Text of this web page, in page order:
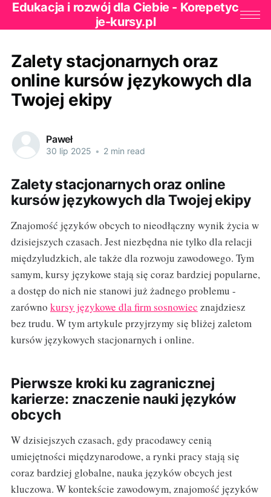
Edukacja i rozwój dla Ciebie - Korepetyc
je-kursy.pl
Zalety stacjonarnych oraz
online kursów językowych dla
Twojej ekipy
Paweł
30 lip 2025 • 2 min read
Zalety stacjonarnych oraz online
kursów językowych dla Twojej ekipy
Znajomość języków obcych to nieodłączny wynik życia w
dzisiejszych czasach. Jest niezbędna nie tylko dla relacji
międzyludzkich, ale także dla rozwoju zawodowego. Tym
samym, kursy językowe stają się coraz bardziej popularne,
a dostęp do nich nie stanowi już żadnego problemu -
zarówno kursy językowe dla firm sosnowiec znajdziesz
bez trudu. W tym artykule przyjrzymy się bliżej zaletom
kursów językowych stacjonarnych i online.
Pierwsze kroki ku zagranicznej
karierze: znaczenie nauki języków
obcych
W dzisiejszych czasach, gdy pracodawcy cenią
umiejętności międzynarodowe, a rynki pracy stają się
coraz bardziej globalne, nauka języków obcych jest
kluczowa. W kontekście zawodowym, znajomość języków